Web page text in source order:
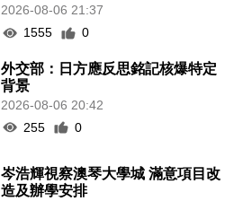
2026-08-06 21:37
1555
0
外交部：日方應反思銘記核爆特定
背景
2026-08-06 20:42
255
0
岑浩輝視察澳琴大學城 滿意項目改
造及辦學安排